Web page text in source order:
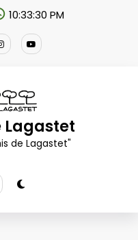
10:33:30 PM
Lagastet
de Lagastet"